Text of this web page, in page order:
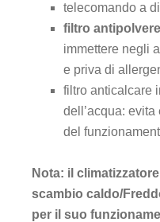
telecomando a
filtro
immettere negli
e priva di
filtro anticalcare
dell’acqua:
del
Nota: il
scambio caldo/
per il suo